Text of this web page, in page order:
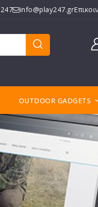
info@play247.gr
OUTDOOR GADGETS